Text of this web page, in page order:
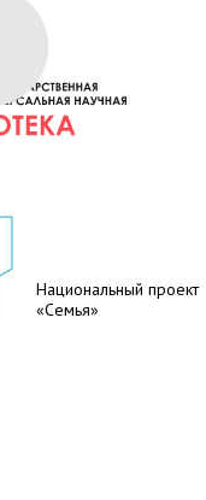
Национальный проект
«Семья»